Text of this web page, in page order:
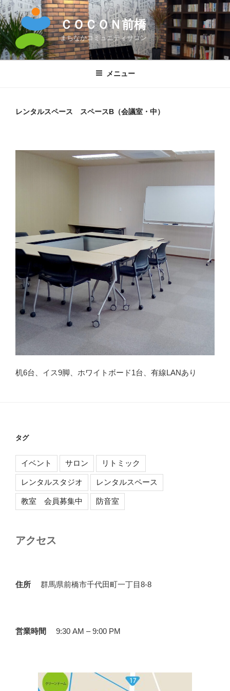
コ
ン
テ
ン
ツ
ＣＯＣＯＮ前橋
まちなかコミュニティサロン
メニュー
レンタルスペース スペースB（会議室・中）
机6台、イス9脚、ホワイトボード1台、有線LANあり
タグ
イベント サロン リトミック
レンタルスタジオ レンタルスペース
教室 会員募集中 防音室
アクセス
住所 群馬県前橋市千代田町一丁目8-8
営業時間 9:30 AM – 9:00 PM